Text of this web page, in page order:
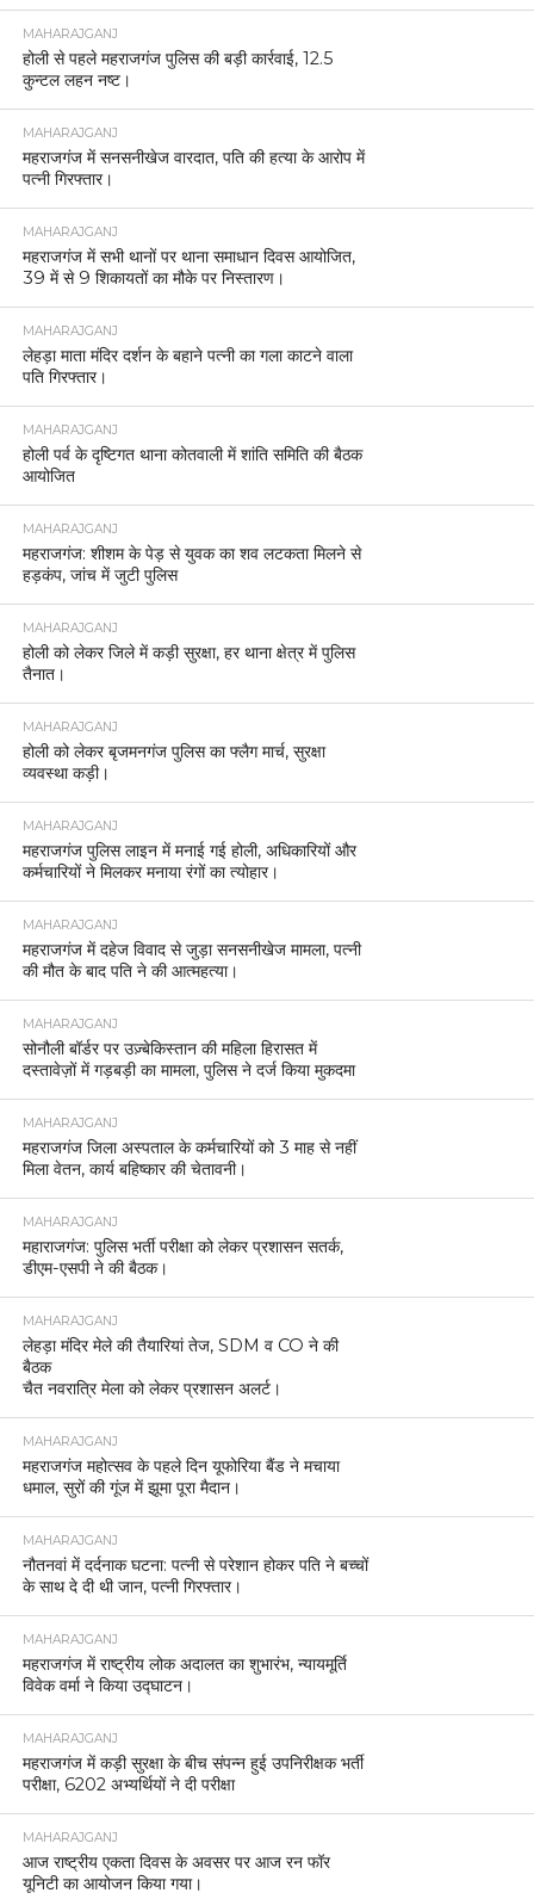
MAHARAJGANJ
होली से पहले महराजगंज पुलिस की बड़ी कार्रवाई, 12.5
कुन्टल लहन नष्ट।
MAHARAJGANJ
महराजगंज में सनसनीखेज वारदात, पति की हत्या के आरोप में
पत्नी गिरफ्तार।
MAHARAJGANJ
महराजगंज में सभी थानों पर थाना समाधान दिवस आयोजित,
39 में से 9 शिकायतों का मौके पर निस्तारण।
MAHARAJGANJ
लेहड़ा माता मंदिर दर्शन के बहाने पत्नी का गला काटने वाला
पति गिरफ्तार।
MAHARAJGANJ
होली पर्व के दृष्टिगत थाना कोतवाली में शांति समिति की बैठक
आयोजित
MAHARAJGANJ
महराजगंज: शीशम के पेड़ से युवक का शव लटकता मिलने से
हड़कंप, जांच में जुटी पुलिस
MAHARAJGANJ
होली को लेकर जिले में कड़ी सुरक्षा, हर थाना क्षेत्र में पुलिस
तैनात।
MAHARAJGANJ
होली को लेकर बृजमनगंज पुलिस का फ्लैग मार्च, सुरक्षा
व्यवस्था कड़ी।
MAHARAJGANJ
महराजगंज पुलिस लाइन में मनाई गई होली, अधिकारियों और
कर्मचारियों ने मिलकर मनाया रंगों का त्योहार।
MAHARAJGANJ
महराजगंज में दहेज विवाद से जुड़ा सनसनीखेज मामला, पत्नी
की मौत के बाद पति ने की आत्महत्या।
MAHARAJGANJ
सोनौली बॉर्डर पर उज़्बेकिस्तान की महिला हिरासत में
दस्तावेज़ों में गड़बड़ी का मामला, पुलिस ने दर्ज किया मुकदमा
MAHARAJGANJ
महराजगंज जिला अस्पताल के कर्मचारियों को 3 माह से नहीं
मिला वेतन, कार्य बहिष्कार की चेतावनी।
MAHARAJGANJ
महाराजगंज: पुलिस भर्ती परीक्षा को लेकर प्रशासन सतर्क,
डीएम-एसपी ने की बैठक।
MAHARAJGANJ
लेहड़ा मंदिर मेले की तैयारियां तेज, SDM व CO ने की
बैठक
चैत नवरात्रि मेला को लेकर प्रशासन अलर्ट।
MAHARAJGANJ
महराजगंज महोत्सव के पहले दिन यूफोरिया बैंड ने मचाया
धमाल, सुरों की गूंज में झूमा पूरा मैदान।
MAHARAJGANJ
नौतनवां में दर्दनाक घटना: पत्नी से परेशान होकर पति ने बच्चों
के साथ दे दी थी जान, पत्नी गिरफ्तार।
MAHARAJGANJ
महराजगंज में राष्ट्रीय लोक अदालत का शुभारंभ, न्यायमूर्ति
विवेक वर्मा ने किया उद्घाटन।
MAHARAJGANJ
महराजगंज में कड़ी सुरक्षा के बीच संपन्न हुई उपनिरीक्षक भर्ती
परीक्षा, 6202 अभ्यर्थियों ने दी परीक्षा
MAHARAJGANJ
आज राष्ट्रीय एकता दिवस के अवसर पर आज रन फॉर
यूनिटी का आयोजन किया गया।